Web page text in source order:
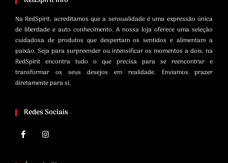
Na RedSpirit, acreditamos que a sensualidade é uma expressão única
de liberdade e auto conhecimento. A nossa loja oferece uma seleção
cuidadosa de produtos que despertam os sentidos e alimentam a
paixão. Seja para surpreender ou intensificar os momentos a dois, na
RedSpirit encontra tudo o que precisa para se reencontrar e
transformar os seus desejos em realidade. Enviamos prazer
diretamente para si.
Redes Sociais